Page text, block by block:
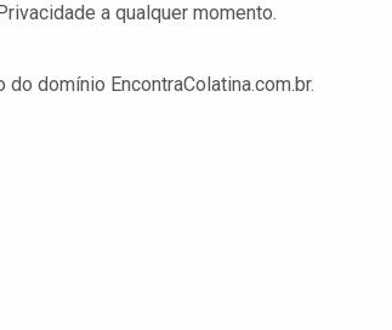
a qualquer momento.
domínio EncontraColatina.com.br.